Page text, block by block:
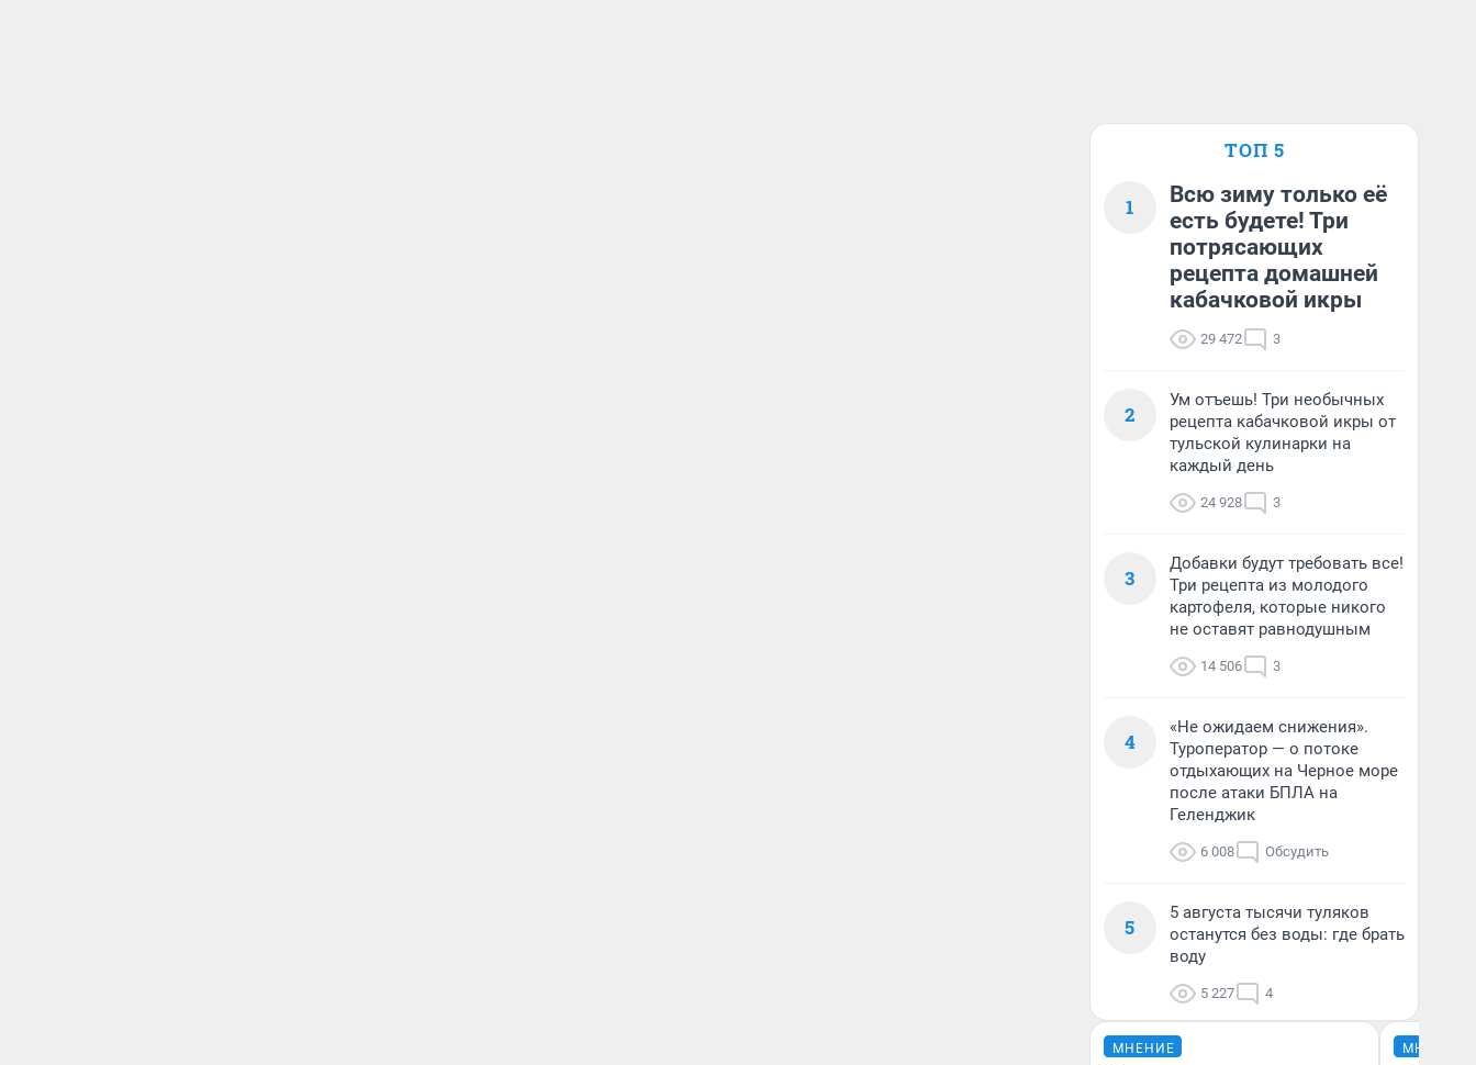
ТОП 5
1
Всю зиму только её
есть будете! Три
потрясающих
рецепта домашней
кабачковой икры
29 472 3
2
Ум отъешь! Три необычных
рецепта кабачковой икры от
тульской кулинарки на
каждый день
24 928 3
3
Добавки будут требовать все!
Три рецепта из молодого
картофеля, которые никого
не оставят равнодушным
14 506 3
4
«Не ожидаем снижения».
Туроператор — о потоке
отдыхающих на Черное море
после атаки БПЛА на
Геленджик
6 008 Обсудить
5
5 августа тысячи туляков
останутся без воды: где брать
воду
5 227 4
МНЕНИЕ МНЕНИЕ